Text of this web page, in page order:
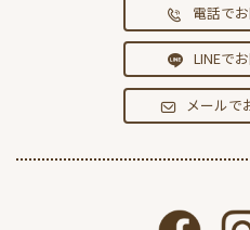
電話で
LINEで
メールで